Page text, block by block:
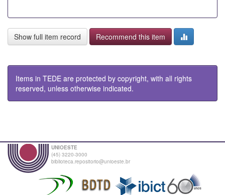
Show full item record Recommend this item
Items in TEDE are protected by copyright, with all rights
reserved, unless otherwise indicated.
UNIOESTE
(45) 3220-3000
biblioteca.repositorio@unioeste.br